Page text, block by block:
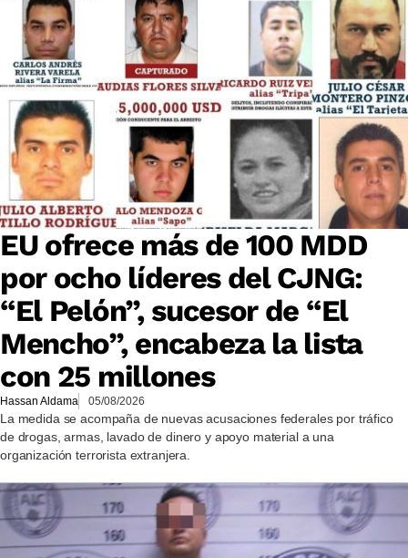
EU ofrece más de 100 MDD
por ocho líderes del CJNG:
“El Pelón”, sucesor de “El
Mencho”, encabeza la lista
con 25 millones
Hassan Aldama 05/08/2026
La medida se acompaña de nuevas acusaciones federales por tráfico
de drogas, armas, lavado de dinero y apoyo material a una
organización terrorista extranjera.